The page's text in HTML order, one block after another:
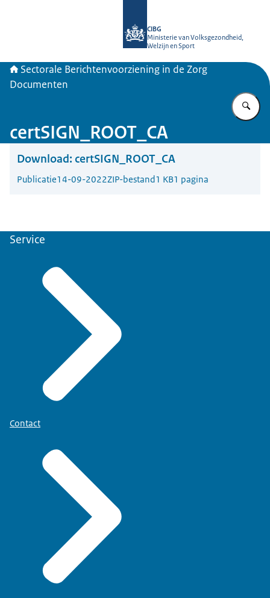
CIBG
Ministerie van Volksgezondheid,
Welzijn en Sport
Sectorale Berichtenvoorziening in de Zorg
Documenten
certSIGN_ROOT_CA
Download: certSIGN_ROOT_CA
Publicatie14-09-2022ZIP-bestand1 KB1 pagina
Service
Contact